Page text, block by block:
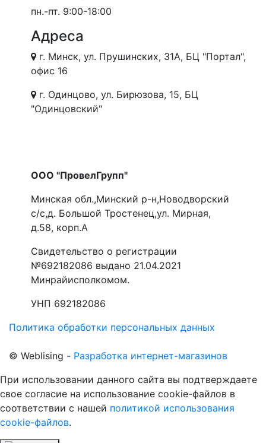
пн.-пт. 9:00-18:00
Адреса
г. Минск, ул. Прушинских, 31А, БЦ "Портал",
офис 16
г. Одинцово, ул. Бирюзова, 15, БЦ
"Одинцовский"
ООО "ПровелГрупп"
Минская обл.,Минский р-н,Новодворский
с/с,д. Большой Тростенец,ул. Мирная,
д.58, корп.А
Свидетельство о регистрации
№692182086 выдано 21.04.2021
Минрайисполкомом.
УНП 692182086
© Weblising - Разработка интернет-магазинов
Политика обработки персональных данных
При использовании данного сайта вы подтверждаете
свое согласие на использование cookie-файлов в
соответствии с нашей политикой использования
cookie-файлов.